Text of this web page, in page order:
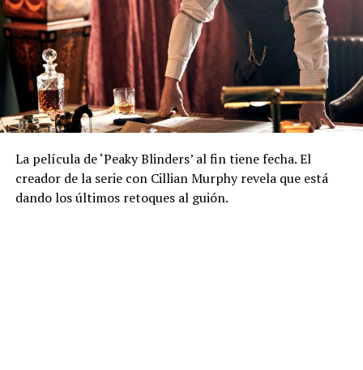
La película de ‘Peaky Blinders’ al fin tiene fecha. El
creador de la serie con Cillian Murphy revela que está
dando los últimos retoques al guión.